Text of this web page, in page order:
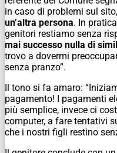
in caso di problemi sul
un’altra persona. In
genitori restiamo senza
mai successo nulla di
trovo a dovermi
senza pranzo”.
Il tono si fa amaro:
pagamento! I pagamenti
più semplice, invece ci
computer, a fare tentativi
che i nostri figli restino